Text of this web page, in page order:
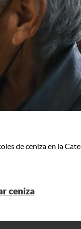
de ceniza en la
ceniza